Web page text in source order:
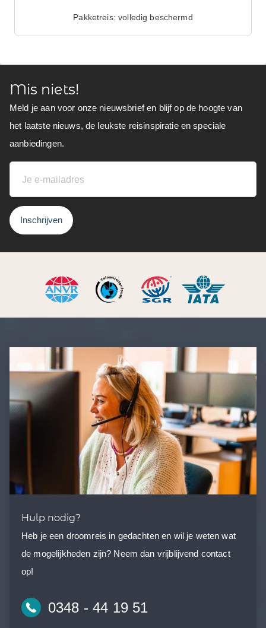
Pakketreis: volledig beschermd
Mis niets!
Meld je aan voor onze nieuwsbrief en blijf op de hoogte van
het laatste nieuws, de leukste reisinspiratie en speciale
aanbiedingen.
Inschrijven
Hulp nodig?
Heb je een droomreis in gedachten en wil je weten wat
de mogelijkheden zijn? Neem dan vrijblijvend contact
op!
0348 - 44 19 51